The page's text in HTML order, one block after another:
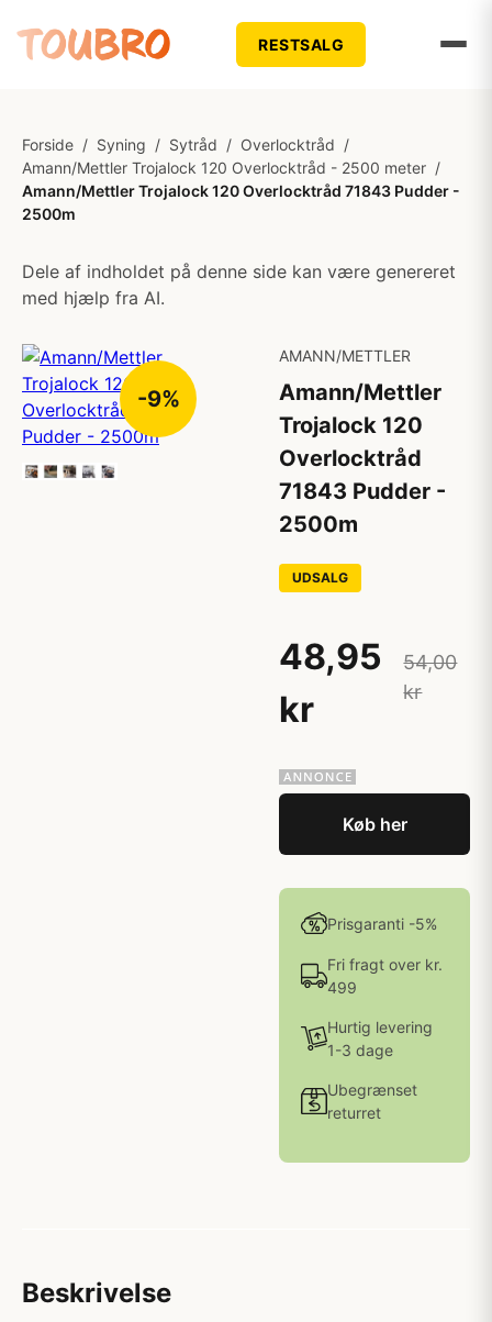
RESTSALG
Forside / Syning / Sytråd / Overlocktråd /
Amann/Mettler Trojalock 120 Overlocktråd - 2500 meter /
Amann/Mettler Trojalock 120 Overlocktråd 71843 Pudder -
2500m
Dele af indholdet på denne side kan være genereret
med hjælp fra AI.
-9%
AMANN/METTLER
Amann/Mettler
Trojalock 120
Overlocktråd
71843 Pudder -
2500m
UDSALG
48,95
kr
54,00
kr
Køb her
Prisgaranti -5%
Fri fragt over kr.
499
Hurtig levering
1-3 dage
Ubegrænset
returret
Beskrivelse